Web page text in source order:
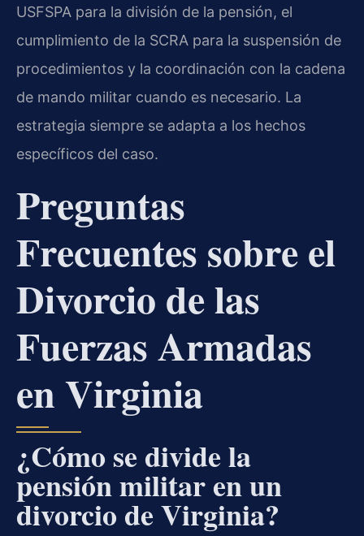
USFSPA para la división de la pensión, el
cumplimiento de la SCRA para la suspensión de
procedimientos y la coordinación con la cadena
de mando militar cuando es necesario. La
estrategia siempre se adapta a los hechos
específicos del caso.
Preguntas
Frecuentes sobre el
Divorcio de las
Fuerzas Armadas
en Virginia
¿Cómo se divide la
pensión militar en un
divorcio de Virginia?